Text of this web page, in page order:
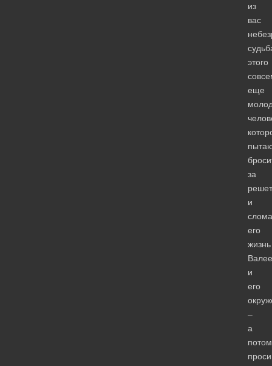
из
вас
этого
еще
за
и
его
жизнь
и
его
–
а